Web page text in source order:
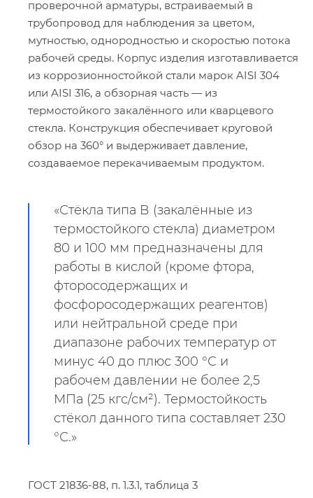
проверочной арматуры, встраиваемый в
трубопровод для наблюдения за цветом,
мутностью, однородностью и скоростью потока
рабочей среды. Корпус изделия изготавливается
из коррозионностойкой стали марок AISI 304
или AISI 316, а обзорная часть — из
термостойкого закалённого или кварцевого
стекла. Конструкция обеспечивает круговой
обзор на 360° и выдерживает давление,
создаваемое перекачиваемым продуктом.
«Стёкла типа В (закалённые из
термостойкого стекла) диаметром
80 и 100 мм предназначены для
работы в кислой (кроме фтора,
фторосодержащих и
фосфоросодержащих реагентов)
или нейтральной среде при
диапазоне рабочих температур от
минус 40 до плюс 300 °С и
рабочем давлении не более 2,5
МПа (25 кгс/см²). Термостойкость
стёкол данного типа составляет 230
°С.»
ГОСТ 21836-88, п. 1.3.1, таблица 3